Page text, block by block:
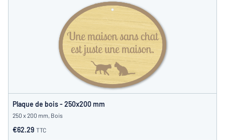
Plaque de bois - 250x200 mm
250 x 200 mm, Bois
€62.29 TTC